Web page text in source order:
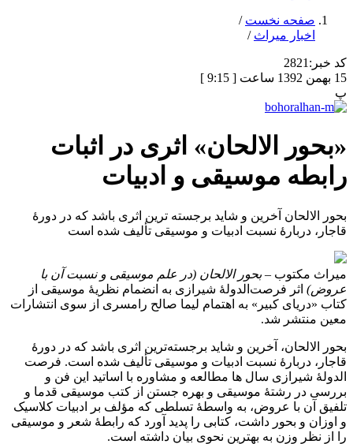
صفحه نخست /
اخبار میراث /
کد خبر: 2821
15 بهمن 1392 ساعت [ 9:15 ]
پ
«بحور الالحان» اثری در اثبات
رابطه موسیقی و ادبیات
بحور الالحان آخرین و شاید برجسته ترین اثری باشد که در دورۀ
قاجار، دربارۀ نسبت ادبیات و موسیقی تألیف شده است
میراث مکتوب –بحور الالحان (در علم موسیقی و نسبت آن با
عروض) اثر فرصت‌الدولۀ شیرازی به انضمام نظریۀ موسیقی از
کتاب «دریای کبیر» به اهتمام لیما صالح رامسری از سوی انتشارات
معین منتشر شد.
بحور الالحان، آخرین و شاید برجسته‌ترین اثری باشد که در دورۀ
قاجار، دربارۀ نسبت ادبیات و موسیقی تألیف شده است. فرصت
الدولۀ شیرازی سال ها مطالعه و مشاوره با اساتید این فن و
بررسی در رشتۀ موسیقی و بهره جستن از کتب موسیقی قدما و
تلفیق آن با عروض، به واسطۀ تسلطی که مؤلف بر ادبیات کلاسیک
و اوزان و بحور داشت، کتابی را پدید آورد که رابطۀ شعر و موسیقی
را از نظر وزن به بهترین نحوی بیان داشته است.